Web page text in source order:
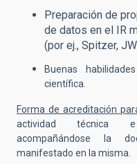
Preparación de
de datos en el IR
(por ej., Spitzer,
Buenas
científica.
Forma de acreditación
actividad técnica e
acompañándose la
manifestado en la misma.